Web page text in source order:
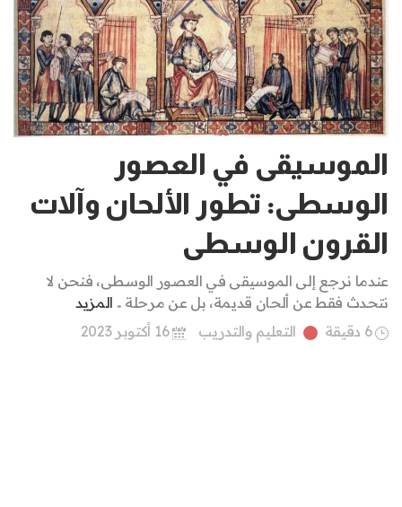
الموسيقى في العصور
الوسطى: تطور الألحان وآلات
القرون الوسطى
عندما نرجع إلى الموسيقى في العصور الوسطى، فنحن لا
نتحدث فقط عن ألحان قديمة، بل عن مرحلة .. المزيد
6 دقيقة
التعليم والتدريب 16 أكتوبر 2023